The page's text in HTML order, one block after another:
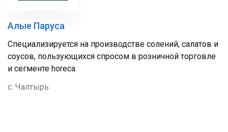
Алые Паруса
Специализируется на производстве солений, салатов и
соусов, пользующихся спросом в розничной торговле
и сегменте horeca
с. Чалтырь